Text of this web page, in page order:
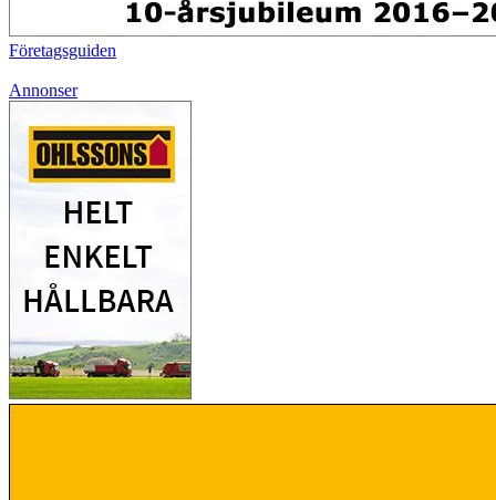
Företagsguiden
Annonser